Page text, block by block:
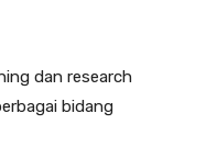
dan research
bidang